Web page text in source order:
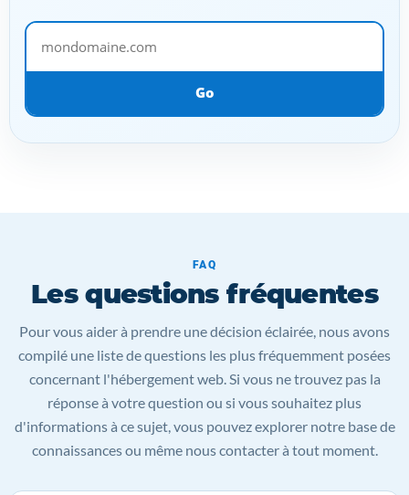
mondomaine.com
Go
FAQ
Les questions fréquentes
Pour vous aider à prendre une décision éclairée, nous avons
compilé une liste de questions les plus fréquemment posées
concernant l'hébergement web. Si vous ne trouvez pas la
réponse à votre question ou si vous souhaitez plus
d'informations à ce sujet, vous pouvez explorer notre base de
connaissances ou même nous contacter à tout moment.